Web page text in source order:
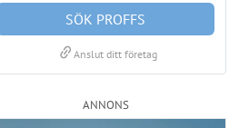
SÖK PROFFS
linkAnslut ditt företag
ANNONS